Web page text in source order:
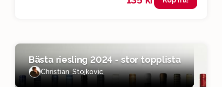
med oss. Det här är definitionen av ett fyndvin
Bästa riesling 2024 - stor topplista
Christian Stojkovic